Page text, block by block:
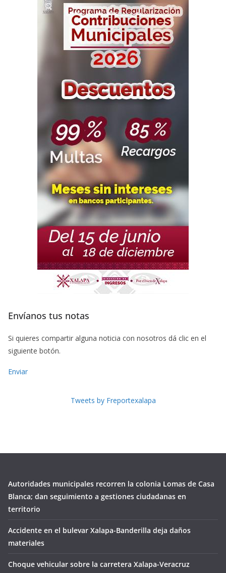
Envíanos tus notas
Si quieres compartir alguna noticia con nosotros dá clic en el
siguiente botón.
Enviar
Tweets by Freportexalapa
Autoridades municipales recorren la colonia Lomas de Casa
Blanca; dan seguimiento a gestiones ciudadanas en
territorio
Accidente en el bulevar Xalapa-Banderilla deja daños
materiales
Choque vehicular sobre la carretera Xalapa-Veracruz